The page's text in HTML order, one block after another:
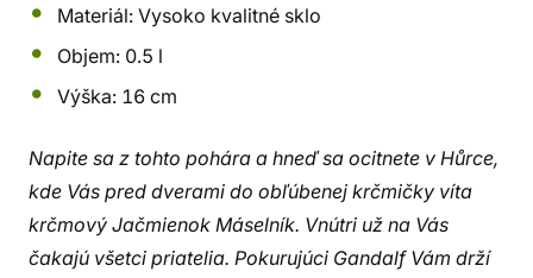
Materiál: Vysoko kvalitné sklo
Objem: 0.5 l
Výška: 16 cm
Napite sa z tohto pohára a hneď sa ocitnete v Hůrce,
kde Vás pred dverami do obľúbenej krčmičky víta
krčmový Jačmienok Máselník. Vnútri už na Vás
čakajú všetci priatelia. Pokurujúci Gandalf Vám drží